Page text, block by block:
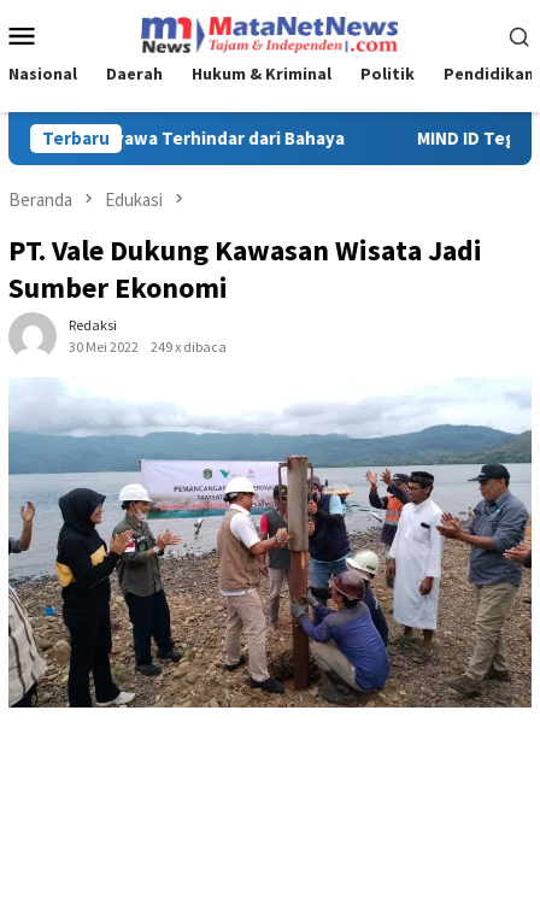
ke
Mobile
Nasional Daerah Hukum & Kriminal Politik Pendidikan
TerbaruMIND ID Tegaskan Dukungan Penuh Bagi PT Vale di
Beranda Edukasi
PT. Vale Dukung Kawasan Wisata Jadi
Sumber Ekonomi
Redaksi
30 Mei 2022
249 x dibaca